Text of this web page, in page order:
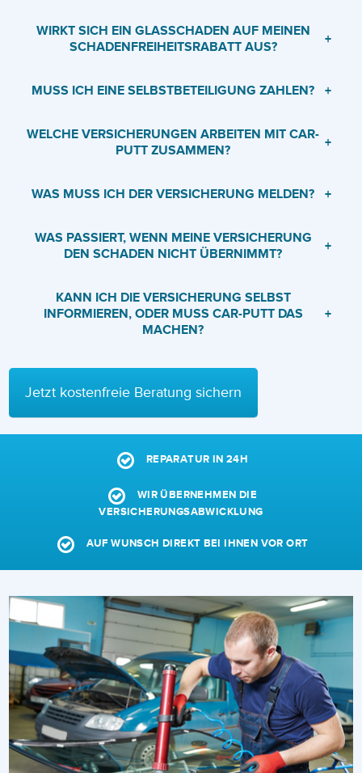
WIRKT SICH EIN GLASSCHADEN AUF MEINEN
SCHADENFREIHEITSRABATT AUS?
+
MUSS ICH EINE SELBSTBETEILIGUNG ZAHLEN? +
WELCHE VERSICHERUNGEN ARBEITEN MIT CAR-
PUTT ZUSAMMEN?
+
WAS MUSS ICH DER VERSICHERUNG MELDEN? +
WAS PASSIERT, WENN MEINE VERSICHERUNG
DEN SCHADEN NICHT ÜBERNIMMT?
+
KANN ICH DIE VERSICHERUNG SELBST
INFORMIEREN, ODER MUSS CAR-PUTT DAS
MACHEN?
+
Jetzt kostenfreie Beratung sichern
REPARATUR IN 24H
WIR ÜBERNEHMEN DIE
VERSICHERUNGSABWICKLUNG
AUF WUNSCH DIREKT BEI IHNEN VOR ORT